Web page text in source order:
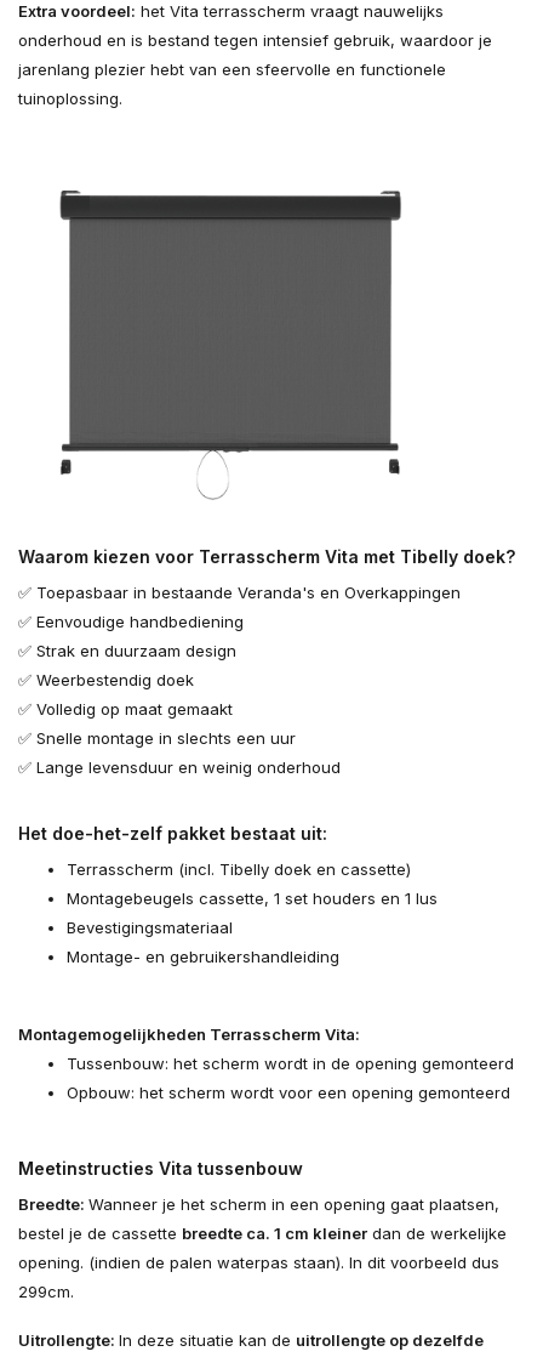
Extra voordeel: het Vita terrasscherm vraagt nauwelijks
onderhoud en is bestand tegen intensief gebruik, waardoor je
jarenlang plezier hebt van een sfeervolle en functionele
tuinoplossing.
Waarom kiezen voor Terrasscherm Vita met Tibelly doek?
✅ Toepasbaar in bestaande Veranda's en Overkappingen
✅ Eenvoudige handbediening
✅ Strak en duurzaam design
✅ Weerbestendig doek
✅ Volledig op maat gemaakt
✅ Snelle montage in slechts een uur
✅ Lange levensduur en weinig onderhoud
Het doe-het-zelf pakket bestaat uit:
Terrasscherm (incl. Tibelly doek en cassette)
Montagebeugels cassette, 1 set houders en 1 lus
Bevestigingsmateriaal
Montage- en gebruikershandleiding
Montagemogelijkheden Terrasscherm Vita:
Tussenbouw: het scherm wordt in de opening gemonteerd
Opbouw: het scherm wordt voor een opening gemonteerd
Meetinstructies Vita tussenbouw
Breedte: Wanneer je het scherm in een opening gaat plaatsen,
bestel je de cassette breedte ca. 1 cm kleiner dan de werkelijke
opening. (indien de palen waterpas staan). In dit voorbeeld dus
299cm.
Uitrollengte: In deze situatie kan de uitrollengte op dezelfde